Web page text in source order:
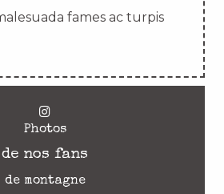
fames ac turpis
Photos
de nos fans
de montagne